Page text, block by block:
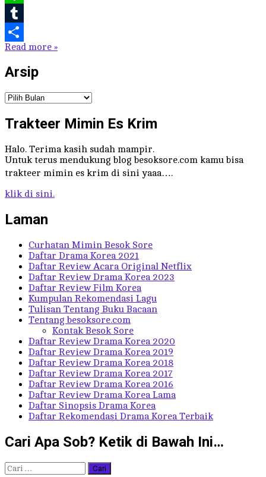
Line
Tumblr
Share
Read more »
Arsip
Arsip
Trakteer Mimin Es Krim
Halo. Terima kasih sudah mampir.
Untuk terus mendukung blog besoksore.com kamu bisa
trakteer mimin es krim di sini yaaa….
klik di sini.
Laman
Curhatan Mimin Besok Sore
Daftar Drama Korea 2021
Daftar Review Acara Original Netflix
Daftar Review Drama Korea 2023
Daftar Review Film Korea
Kumpulan Rekomendasi Lagu
Tulisan Tentang Buku Bacaan
Tentang besoksore.com
Kontak Besok Sore
Daftar Review Drama Korea 2020
Daftar Review Drama Korea 2019
Daftar Review Drama Korea 2018
Daftar Review Drama Korea 2017
Daftar Review Drama Korea 2016
Daftar Review Drama Korea Lama
Daftar Sinopsis Drama Korea
Daftar Rekomendasi Drama Korea Terbaik
Cari Apa Sob? Ketik di Bawah Ini…
Cari